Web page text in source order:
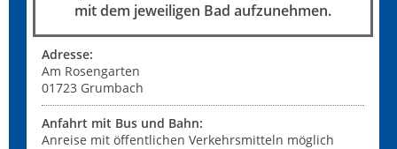
mit dem jeweiligen Bad aufzunehmen.
Adresse:
Am Rosengarten
01723 Grumbach
Anfahrt mit Bus und Bahn:
Anreise mit öffentlichen Verkehrsmitteln möglich